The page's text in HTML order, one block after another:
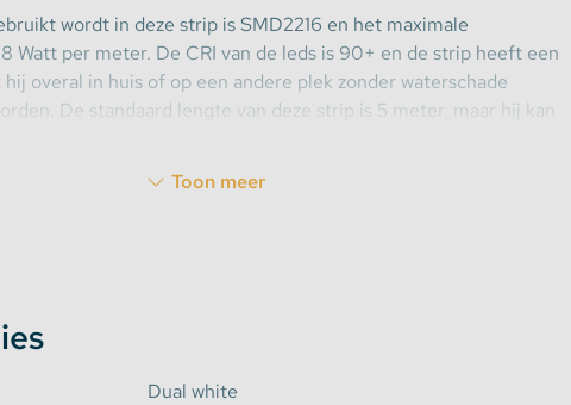
wordt in deze strip is SMD2216 en het maximale
Watt per meter. De CRI van de leds is 90+ en de strip heeft een
overal in huis of op een andere plek zonder waterschade
De standaard lengte van deze strip is 5 meter, maar hij kan
en efficiëntie:
Toon meer
Dual white